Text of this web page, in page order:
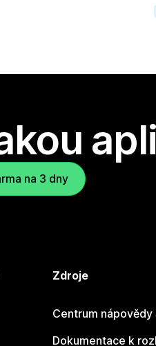
na 3 dny
Zdroje
Centrum nápovědy
Dokumentace k